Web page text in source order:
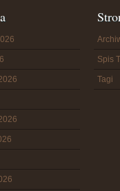
Spis
Tagi